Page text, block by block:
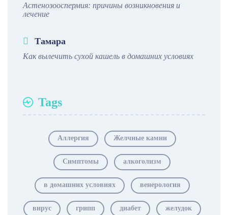
Астенозооспермия: причины возникновения и
лечение
Тамара
Как вылечить сухой кашель в домашних условиях
Tags
Аллергия Желчные камни
Симптомы алкоголизм
в домашних условиях венерология
вирус грипп диабет желудок